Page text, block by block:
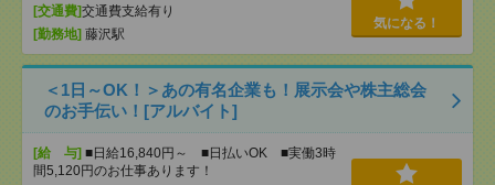
[交通費]交通費支給有り
[勤務地] 藤沢駅
気になる！
＜1日～OK！＞あの有名企業も！展示会や株主総会
のお手伝い！[アルバイト]
[給 与] ■日給16,840円～ ■日払いOK ■実働3時
間5,120円のお仕事あります！